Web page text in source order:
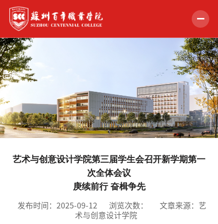
首页
组织机构
教学科研
合作交流
艺术与创意设计学院第三届学生会召开新学期第一
次全体会议
庚续前行 奋楫争先
发布时间：2025-09-12 浏览次数：
文章来源：艺
术与创意设计学院